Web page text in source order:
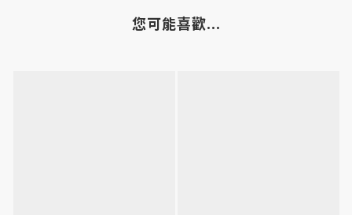
您可能喜歡...